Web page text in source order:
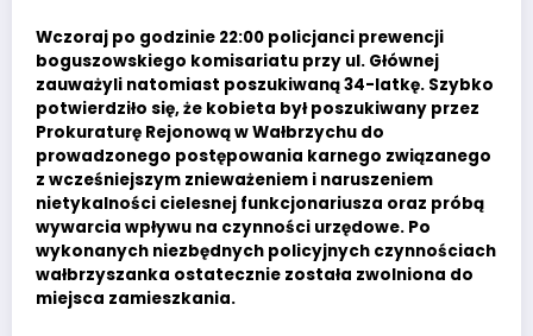
Wczoraj po godzinie 22:00 policjanci prewencji
boguszowskiego komisariatu przy ul. Głównej
zauważyli natomiast poszukiwaną 34-latkę. Szybko
potwierdziło się, że kobieta był poszukiwany przez
Prokuraturę Rejonową w Wałbrzychu do
prowadzonego postępowania karnego związanego
z wcześniejszym znieważeniem i naruszeniem
nietykalności cielesnej funkcjonariusza oraz próbą
wywarcia wpływu na czynności urzędowe. Po
wykonanych niezbędnych policyjnych czynnościach
wałbrzyszanka ostatecznie została zwolniona do
miejsca zamieszkania.